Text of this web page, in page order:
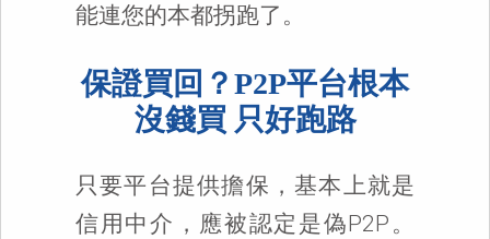
能連您的本都拐跑了。
保證買回？P2P平台根本
沒錢買 只好跑路
只要平台提供擔保，基本上就是
信用中介，應被認定是偽P2P。